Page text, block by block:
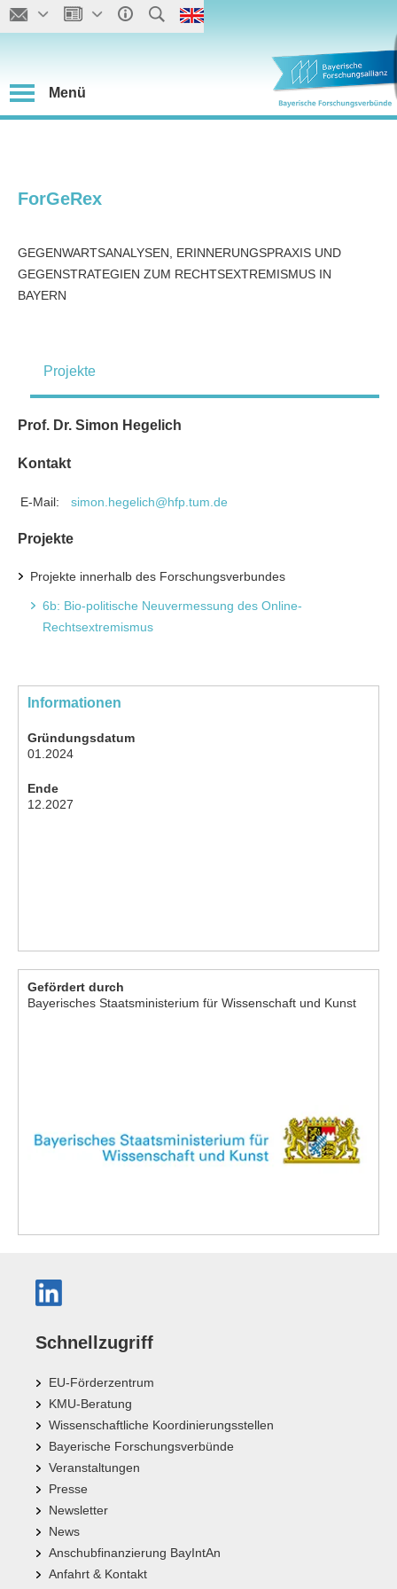
Menü
ForGeRex
GEGENWARTSANALYSEN, ERINNERUNGSPRAXIS UND
GEGENSTRATEGIEN ZUM RECHTSEXTREMISMUS IN
BAYERN
Projekte
Prof. Dr. Simon Hegelich
Kontakt
E-Mail: simon.hegelich@hfp.tum.de
Projekte
Projekte innerhalb des Forschungsverbundes
6b: Bio-politische Neuvermessung des Online-
Rechtsextremismus
Informationen
Gründungsdatum
01.2024
Ende
12.2027
Gefördert durch
Bayerisches Staatsministerium für Wissenschaft und Kunst
Schnellzugriff
EU-Förderzentrum
KMU-Beratung
Wissenschaftliche Koordinierungsstellen
Bayerische Forschungsverbünde
Veranstaltungen
Presse
Newsletter
News
Anschubfinanzierung BayIntAn
Anfahrt & Kontakt